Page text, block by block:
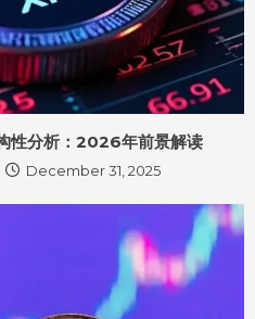
性分析：2026年前景解读
December 31, 2025